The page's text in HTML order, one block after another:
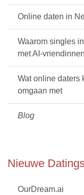
Online daten in
Waarom singles
met AI-vriendinnen
Wat online daters
omgaan met
Blog
Nieuwe
OurDream.ai